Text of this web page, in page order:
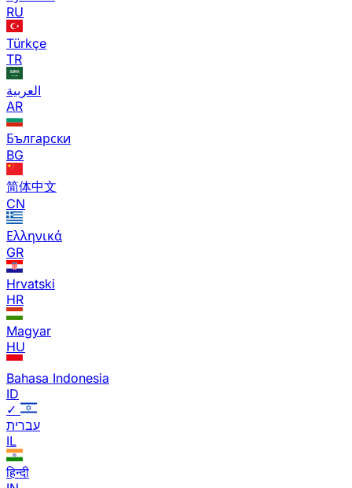
RU
Türkçe
TR
العربية
AR
Български
BG
简体中文
CN
Ελληνικά
GR
Hrvatski
HR
Magyar
HU
Bahasa Indonesia
ID
✓
עברית
IL
हिन्दी